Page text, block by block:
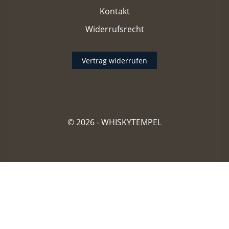
Kontakt
Widerrufsrecht
Vertrag widerrufen
© 2026 -WHISKYTEMPEL